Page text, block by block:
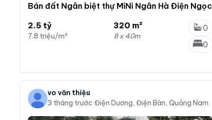
Bán đất Ngân biệt thự MiNi Ngân Hà Điện Ngọc
2.5 tỷ
7.8 triệu/m²
320 m²
8 x 40m
0
0
vo văn thiệu
3 tháng trước·Điện Dương, Điện Bàn, Quảng Nam